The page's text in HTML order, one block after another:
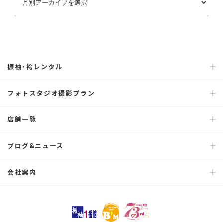
振袖･袴レンタル
フォトスタジオ撮影プラン
店舗一覧
ブログ&ニュース
会社案内